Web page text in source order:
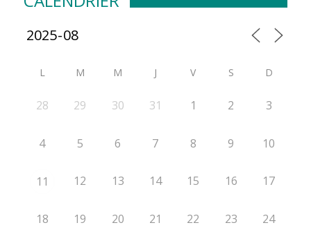
L M M J V S D
28 29 30 31 1 2 3
4 5 6 7 8 9 10
11 12 13 14 15 16 17
18 19 20 21 22 23 24